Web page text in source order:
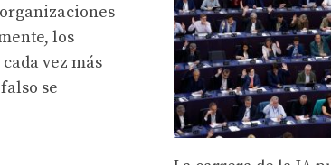
los
vez más
se